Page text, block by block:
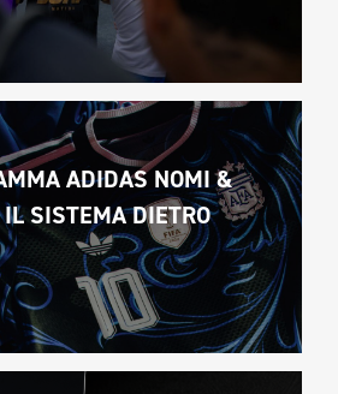
ADIDAS NOMI &
SISTEMA DIETRO